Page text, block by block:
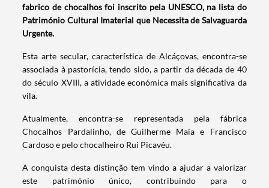
fabrico de chocalhos foi inscrito pela UNESCO, na lista do
Património Cultural Imaterial que Necessita de Salvaguarda
Urgente.
Esta arte secular, característica de Alcáçovas, encontra-se
associada à pastorícia, tendo sido, a partir da década de 40
do século XVIII, a atividade económica mais significativa da
vila.
Atualmente, encontra-se representada pela fábrica
Chocalhos Pardalinho, de Guilherme Maia e Francisco
Cardoso e pelo chocalheiro Rui Picavéu.
A conquista desta distinção tem vindo a ajudar a valorizar
este património único, contribuindo para o